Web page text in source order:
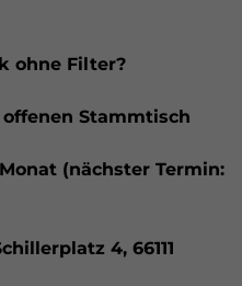
ohne Filter?
Stammtisch
(nächster Termin:
4, 66111